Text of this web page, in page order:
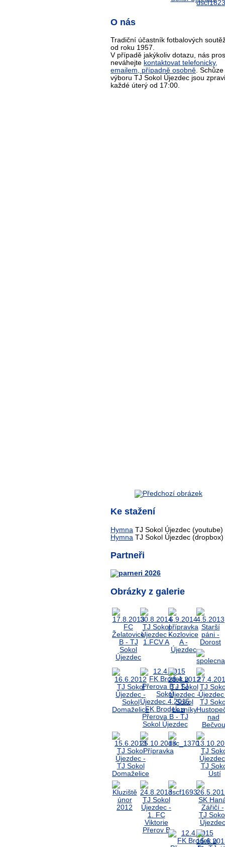
O nás
Tradiční účastník fotbalových
od roku 1957.
V případě jakýkoliv dotazu, nás
neváhejte kontaktovat telefonicky,
emailem, případně osobně. Schůze
výboru TJ Sokol Újezdec jsou
každé úterý od 17:00.
Ke stažení
Hymna TJ Sokol Újezdec (youtube)
Hymna TJ Sokol Újezdec (dropbox)
Partneři
Obrázky z galerie